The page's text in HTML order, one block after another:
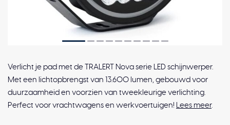
Verlicht je pad met de TRALERT Nova serie LED schijnwerper.
Met een lichtopbrengst van 13.600 lumen, gebouwd voor
duurzaamheid en voorzien van tweekleurige verlichting.
Perfect voor vrachtwagens en werkvoertuigen! Lees meer.